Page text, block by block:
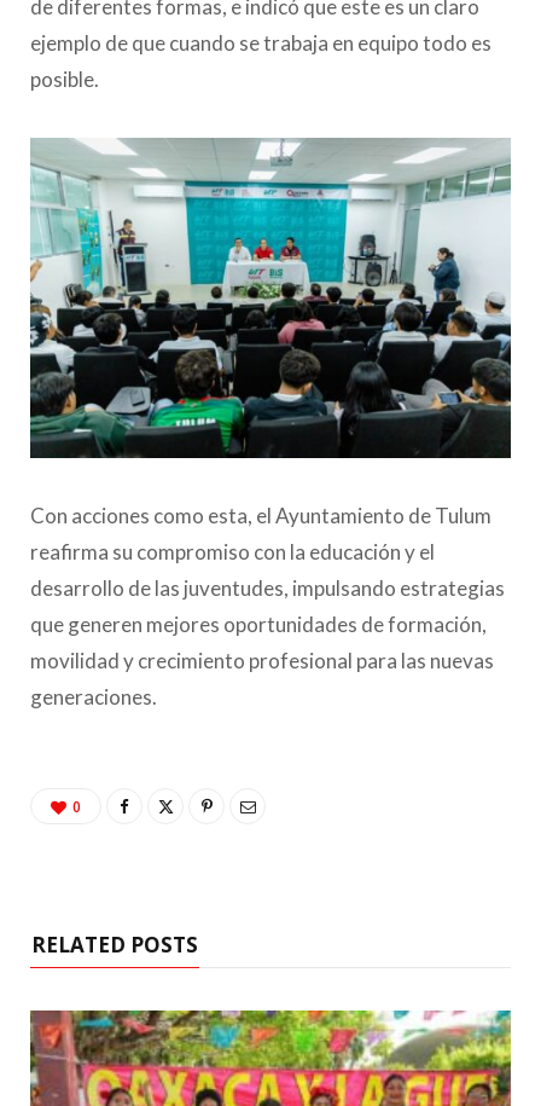
de diferentes formas, e indicó que este es un claro
ejemplo de que cuando se trabaja en equipo todo es
posible.
Con acciones como esta, el Ayuntamiento de Tulum
reafirma su compromiso con la educación y el
desarrollo de las juventudes, impulsando estrategias
que generen mejores oportunidades de formación,
movilidad y crecimiento profesional para las nuevas
generaciones.
0
RELATED POSTS